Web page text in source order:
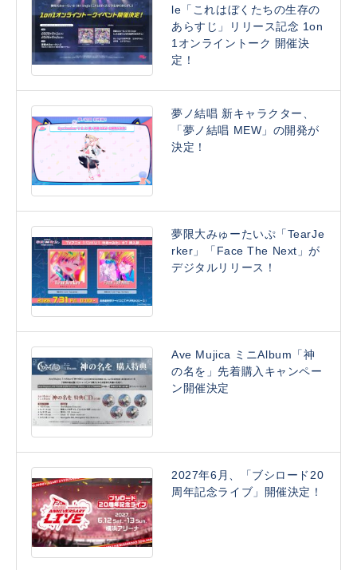
le「これはぼくたちの生存の
あらすじ」リリース記念 1on
1オンライントーク 開催決
定！
夢ノ結唱 新キャラクター、
「夢ノ結唱 MEW」の開発が
決定！
夢限大みゅーたいぷ「TearJe
rker」「Face The Next」が
デジタルリリース！
Ave Mujica ミニAlbum「神
の名を」先着購入キャンペー
ン開催決定
2027年6月、「ブシロード20
周年記念ライブ」開催決定！